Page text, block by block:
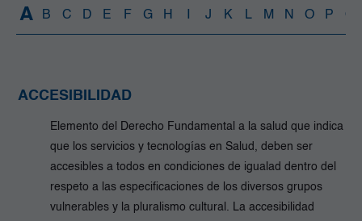
A B C D E F G H I J K L M N O P Q
ACCESIBILIDAD
Elemento del Derecho Fundamental a la salud que indica
que los servicios y tecnologías en Salud, deben ser
accesibles a todos en condiciones de igualad dentro del
respeto a las especificaciones de los diversos grupos
vulnerables y la pluralismo cultural. La accesibilidad